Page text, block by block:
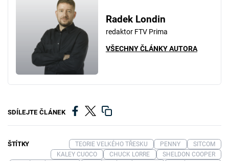
Radek Londin
redaktor FTV Prima
VŠECHNY ČLÁNKY AUTORA
SDÍLEJTE ČLÁNEK
ŠTÍTKY TEORIE VELKÉHO TŘESKU PENNY
SITCOM
KALEY CUOCO
CHUCK LORRE
SHELDON COOPER